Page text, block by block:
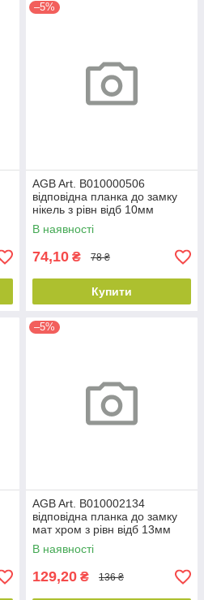
–5%
AGB Art. B010000506
відповідна планка до замку
нікель з рівн відб 10мм
В наявності
74,10 ₴ 78 ₴
Купити
–5%
AGB Art. B010002134
відповідна планка до замку
мат хром з рівн відб 13мм
В наявності
129,20 ₴ 136 ₴